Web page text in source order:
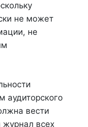
не может
не
аудиторского
вести
всех